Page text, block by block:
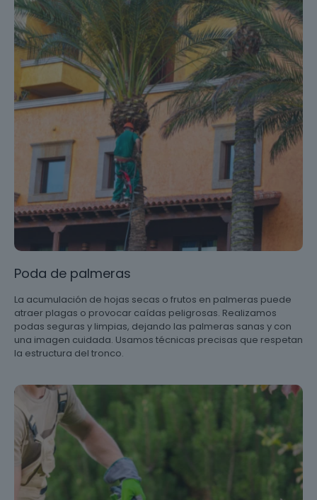
Poda de palmeras
La acumulación de hojas secas o frutos en palmeras puede
atraer plagas o provocar caídas peligrosas. Realizamos
podas seguras y limpias, dejando las palmeras sanas y con
una imagen cuidada. Usamos técnicas precisas que respetan
la estructura del tronco.